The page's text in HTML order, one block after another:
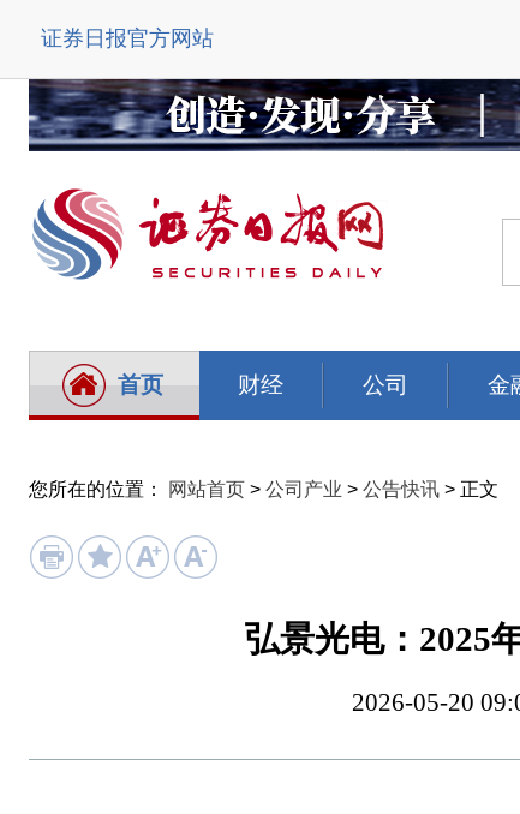
证券日报官方网站
首页 财经 公司 金
您所在的位置： 网站首页 > 公司产业 > 公告快讯 > 正文
弘景光电：2025
2026-05-20